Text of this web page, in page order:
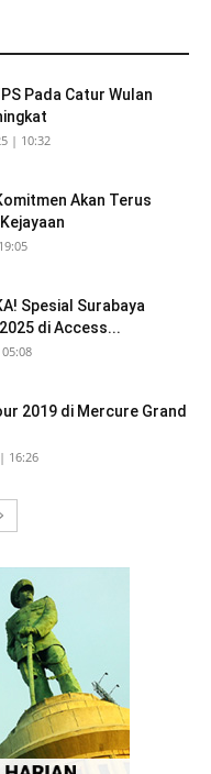
Pada Catur Wulan
| 10:32
Akan Terus
Spesial Surabaya
di Access...
2019 di Mercure Grand
16:26